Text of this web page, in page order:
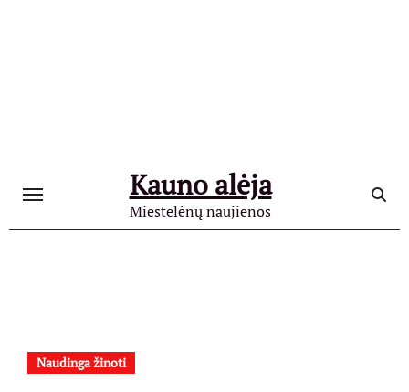
Kauno alėja
Miestelėnų naujienos
Naudinga žinoti